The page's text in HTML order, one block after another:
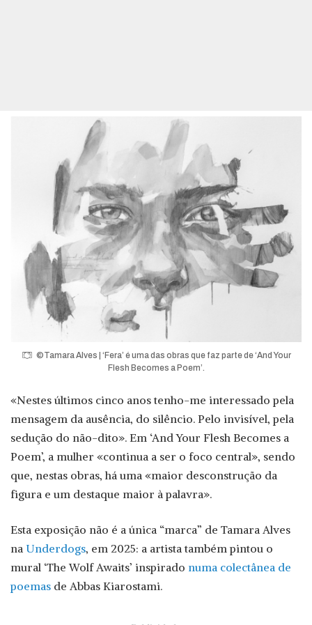
©Tamara Alves | ‘Fera’ é uma das obras que faz parte de ‘And Your
Flesh Becomes a Poem’.
«Nestes últimos cinco anos tenho-me interessado pela
mensagem da ausência, do silêncio. Pelo invisível, pela
sedução do não-dito». Em ‘And Your Flesh Becomes a
Poem’, a mulher «continua a ser o foco central», sendo
que, nestas obras, há uma «maior desconstrução da
figura e um destaque maior à palavra».
Esta exposição não é a única “marca” de Tamara Alves
na Underdogs, em 2025: a artista também pintou o
mural ‘The Wolf Awaits’ inspirado numa colectânea de
poemas de Abbas Kiarostami.